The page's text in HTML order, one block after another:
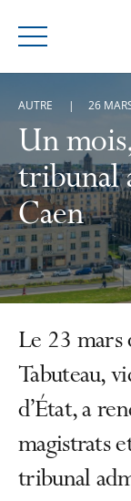
Menu
Un
tribunal
Caen
AUTRE 26
Le 23
Tabuteau,
d’État, a
magistrats
tribunal